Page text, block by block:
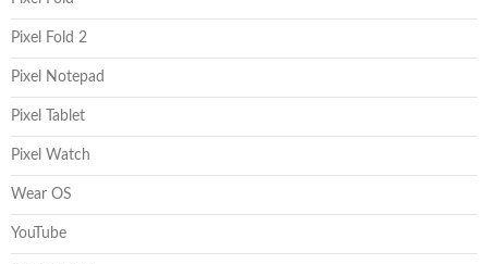
Pixel Fold 2
Pixel Notepad
Pixel Tablet
Pixel Watch
Wear OS
YouTube